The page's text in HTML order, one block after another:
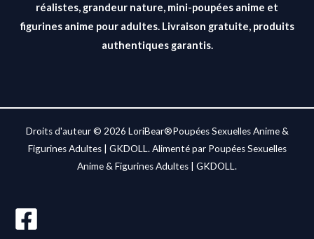
réalistes, grandeur nature, mini-poupées anime et
figurines anime pour adultes. Livraison gratuite, produits
authentiques garantis.
Droits d'auteur © 2026 LoriBear®Poupées Sexuelles Anime &
Figurines Adultes | GKDOLL. Alimenté par Poupées Sexuelles
Anime & Figurines Adultes | GKDOLL.